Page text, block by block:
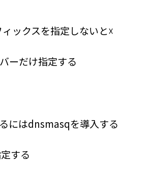
ックスを指定しないと☓
ーだけ指定する
にはdnsmasqを導入する
する